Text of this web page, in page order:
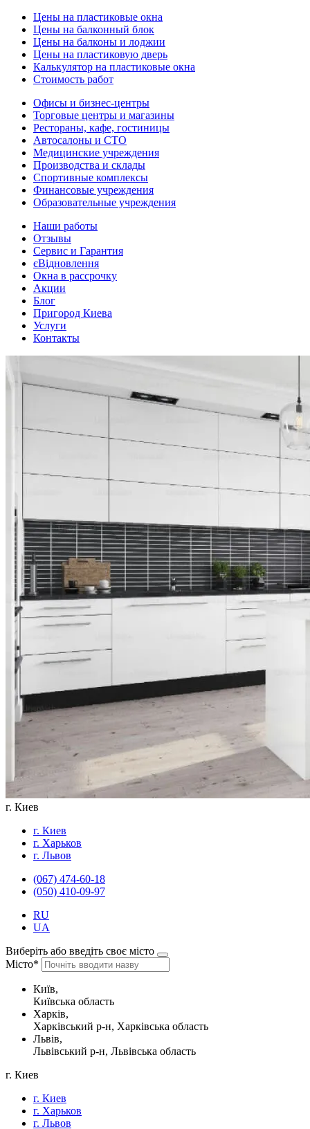
Цены на пластиковые окна
Цены на балконный блок
Цены на балконы и лоджии
Цены на пластиковую дверь
Калькулятор на пластиковые окна
Стоимость работ
Офисы и бизнес-центры
Торговые центры и магазины
Рестораны, кафе, гостиницы
Автосалоны и СТО
Медицинские учреждения
Производства и склады
Спортивные комплексы
Финансовые учреждения
Образовательные учреждения
Наши работы
Отзывы
Сервис и Гарантия
єВідновлення
Окна в рассрочку
Акции
Блог
Пригород Киева
Услуги
Контакты
г. Киев
г. Киев
г. Харьков
г. Львов
(067) 474-60-18
(050) 410-09-97
RU
UA
Виберіть або введіть своє місто
Місто*
Київ,
Київська область
Харків,
Харківський р-н, Харківська область
Львів,
Львівський р-н, Львівська область
г. Киев
г. Киев
г. Харьков
г. Львов